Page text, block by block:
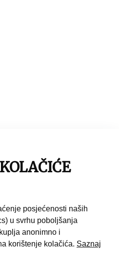
posjećenosti naših
u svrhu poboljšanja
anonimno i
korištenje kolačića. Saznaj